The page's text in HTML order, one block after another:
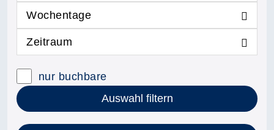
Wochentage
Zeitraum
nur buchbare
Auswahl filtern